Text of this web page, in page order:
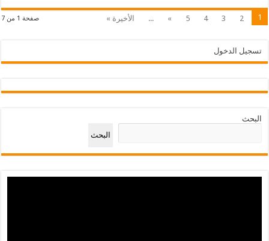
صفحة 1 من 7 1
2
3
4
5
»
... الأخيرة »
تسجيل الدخول
البحث
البحث